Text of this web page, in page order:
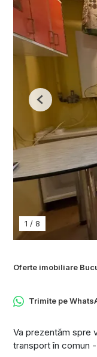
1 / 8
Previous
Oferte imobiliare
Trimite pe
Va prezentăm spre
transport în comun